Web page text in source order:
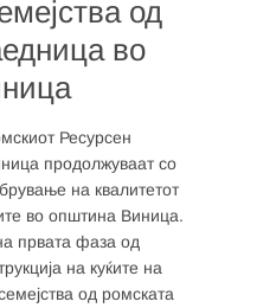
од
во
Ресурсен
продолжуваат со
на квалитетот
во општина Виница.
првата фаза од
на куќите на
од ромската